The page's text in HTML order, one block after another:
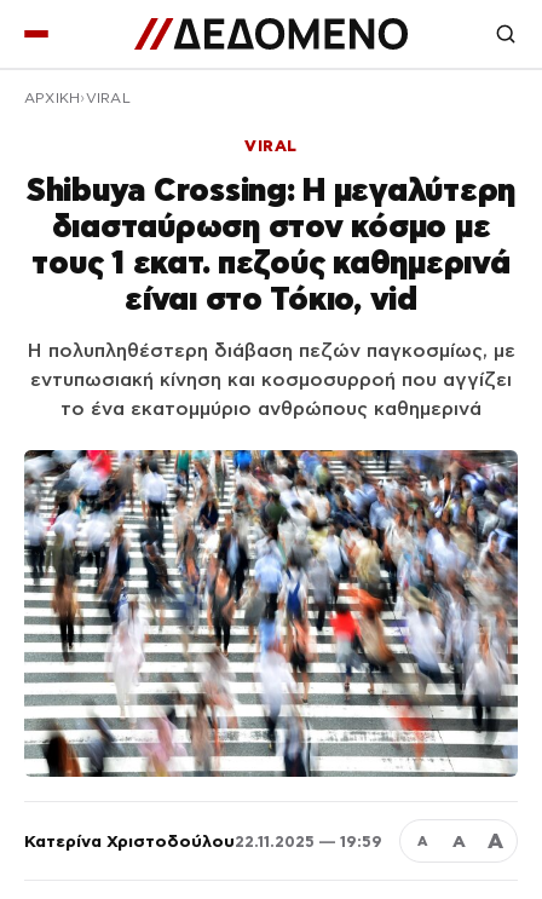
ΑΡΧΙΚΉ VIRAL
VIRAL
Shibuya Crossing: Η μεγαλύτερη
διασταύρωση στον κόσμο με
τους 1 εκατ. πεζούς καθημερινά
είναι στο Τόκιο, vid
Η πολυπληθέστερη διάβαση πεζών παγκοσμίως, με
εντυπωσιακή κίνηση και κοσμοσυρροή που αγγίζει
το ένα εκατομμύριο ανθρώπους καθημερινά
Κατερίνα Χριστοδούλου22.11.2025 — 19:59 Α Α Α